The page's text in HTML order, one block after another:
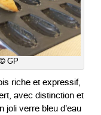
GP
riche et expressif,
avec distinction et
joli verre bleu d’eau